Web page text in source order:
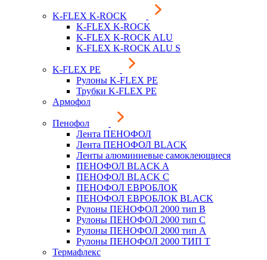
K-FLEX K-ROCK
K-FLEX K-ROCK
K-FLEX K-ROCK ALU
K-FLEX K-ROCK ALU S
K-FLEX PE
Рулоны K-FLEX PE
Трубки K-FLEX PE
Армофол
Пенофол
Лента ПЕНОФОЛ
Лента ПЕНОФОЛ BLACK
Ленты алюминиевые самоклеющиеся
ПЕНОФОЛ BLACK A
ПЕНОФОЛ BLACK С
ПЕНОФОЛ ЕВРОБЛОК
ПЕНОФОЛ ЕВРОБЛОК BLACK
Рулоны ПЕНОФОЛ 2000 тип B
Рулоны ПЕНОФОЛ 2000 тип C
Рулоны ПЕНОФОЛ 2000 тип А
Рулоны ПЕНОФОЛ 2000 ТИП Т
Термафлекс